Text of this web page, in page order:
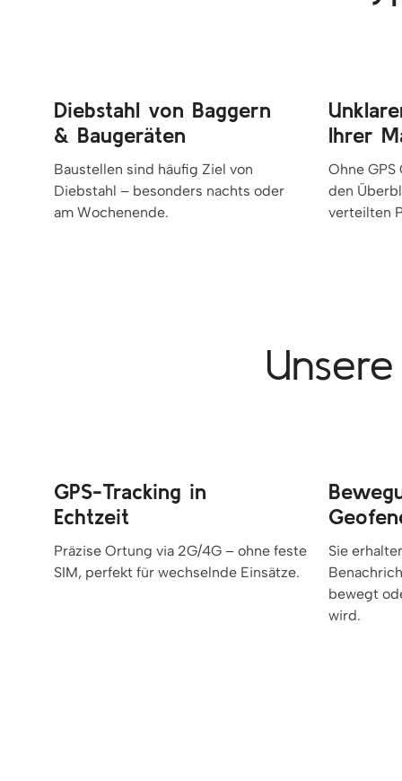
Diebstahl von Baggern
& Baugeräten
Baustellen sind häufig Ziel von
Diebstahl – besonders nachts oder
am Wochenende.
Ihrer
Ohne
den
verteilten
GPS-Tracking in
Echtzeit
Präzise Ortung via 2G/4G – ohne feste
SIM, perfekt für wechselnde Einsätze.
Sie
bewegt
wird.